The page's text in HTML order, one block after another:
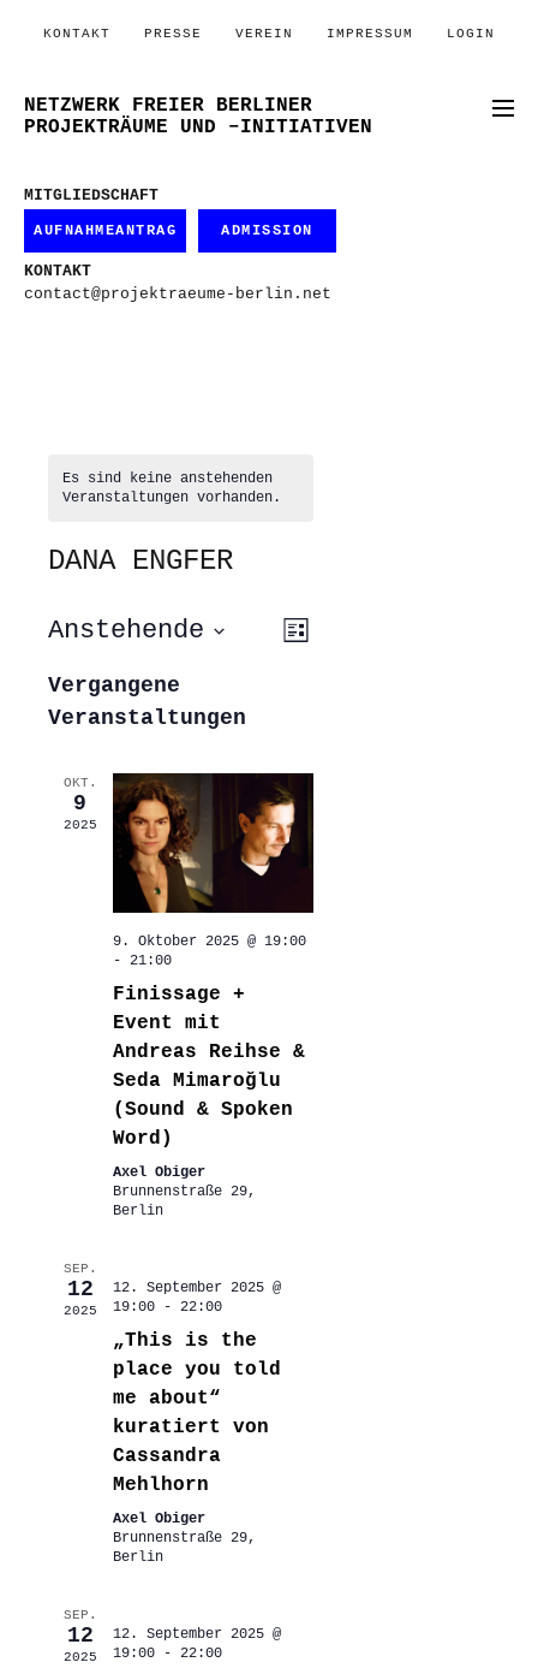
KONTAKT PRESSE VEREIN IMPRESSUM LOGIN
NETZWERK FREIER BERLINER
PROJEKTRÄUME UND –INITIATIVEN
MITGLIEDSCHAFT
AUFNAHMEANTRAG ADMISSION
KONTAKT
contact@projektraeume-berlin.net
Es sind keine anstehenden
Veranstaltungen vorhanden.
DANA ENGFER
ANSICHTEN-
NAVIGATION
VERANSTALTUNG
ANSICHTEN-
Liste
Anstehende
wählen.
Vergangene
Veranstaltungen
OKT.
9
2025
9. Oktober 2025 @ 19:00
- 21:00
Finissage +
Event mit
Andreas Reihse &
Seda Mimaroğlu
(Sound & Spoken
Word)
Axel Obiger
Brunnenstraße 29,
Berlin
SEP.
12
2025
12. September 2025 @
19:00- 22:00
„This is the
place you told
me about“
kuratiert von
Cassandra
Mehlhorn
Axel Obiger
Brunnenstraße 29,
Berlin
SEP.
12
2025
12. September 2025 @
19:00- 22:00